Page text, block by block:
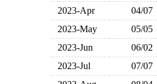
2023-Apr
04/07
2023-May
05/05
2023-Jun
06/02
2023-Jul
07/07